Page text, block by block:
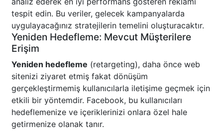
tespit edin. Bu veriler, gelecek kampanyalarda
uygulayacağınız stratejilerin temelini oluşturacaktır.
Yeniden Hedefleme: Mevcut Müşterilere
Erişim
Yeniden hedefleme (retargeting), daha önce web
sitenizi ziyaret etmiş fakat dönüşüm
gerçekleştirmemiş kullanıcılarla iletişime geçmek için
etkili bir yöntemdir. Facebook, bu kullanıcıları
hedeflemenize ve içeriklerinizi onlara özel hale
getirmenize olanak tanır.